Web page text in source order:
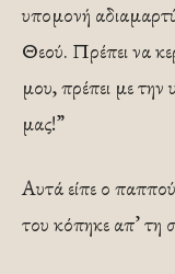
υπομονή
Θεού. Πρέπει να
μου, πρέπει με
μας!”
Αυτά είπε ο
του κόπηκε απ’ τη